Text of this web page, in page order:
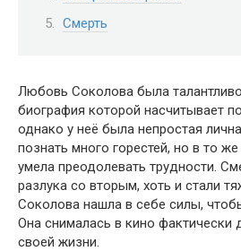
Смерть
Любовь Соколова была
биография которой насчитывает
однако у неё была непростая
познать много горестей, но в то
умела преодолевать трудности.
разлука со вторым, хоть и стали
Соколова нашла в себе силы,
Она снималась в кино фактически
своей жизни.